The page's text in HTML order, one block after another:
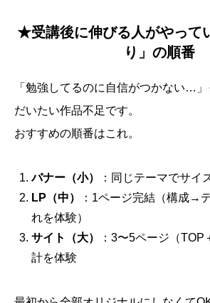
★受講後に伸びる人がやって
り」の順番
「勉強してるのに自信がつかない…
だいたい作品不足です。
おすすめの順番はこれ。
バナー（小）
：同じテーマでサイ
LP（中）
：1ページ完結（構成→
れを体験）
サイト（大）
：3〜5ページ（
計を体験